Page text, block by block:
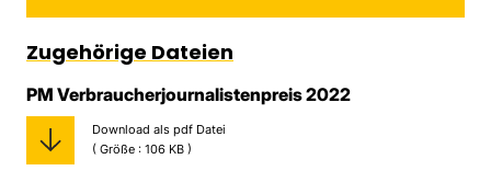
Zugehörige Dateien
PM Verbraucherjournalistenpreis 2022
Download als pdf Datei
( Größe : 106 KB )